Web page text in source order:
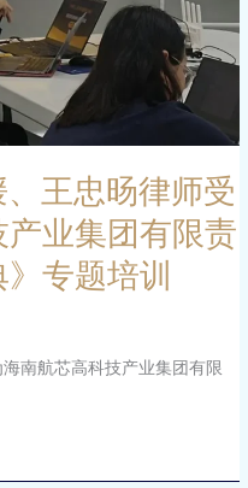
王忠旸律师受
业集团有限责
专题培训
南航芯高科技产业集团有限